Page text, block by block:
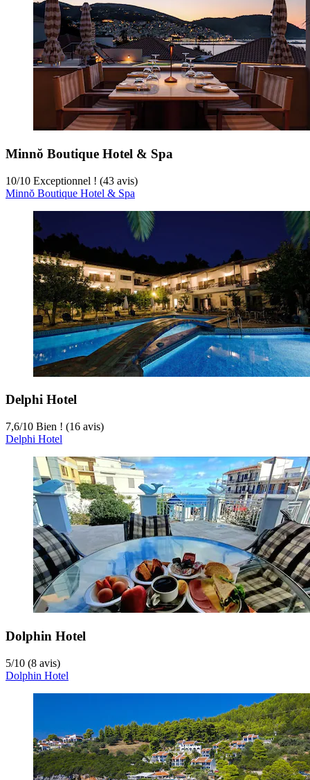
Minnŏ Boutique Hotel & Spa
10/10 Exceptionnel ! (43 avis)
Minnŏ Boutique Hotel & Spa
Delphi Hotel
7,6/10 Bien ! (16 avis)
Delphi Hotel
Dolphin Hotel
5/10 (8 avis)
Dolphin Hotel